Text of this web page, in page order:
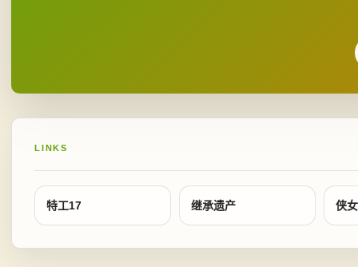
LINKS
特工17 继承遗产 侠